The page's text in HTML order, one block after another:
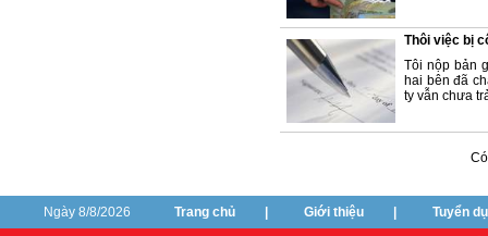
Thôi việc bị
Tôi nộp bản
hai bên đã
ty vẫn chưa
Ngày 8/8/2026 Trang chủ Giới thiệu Tuyển